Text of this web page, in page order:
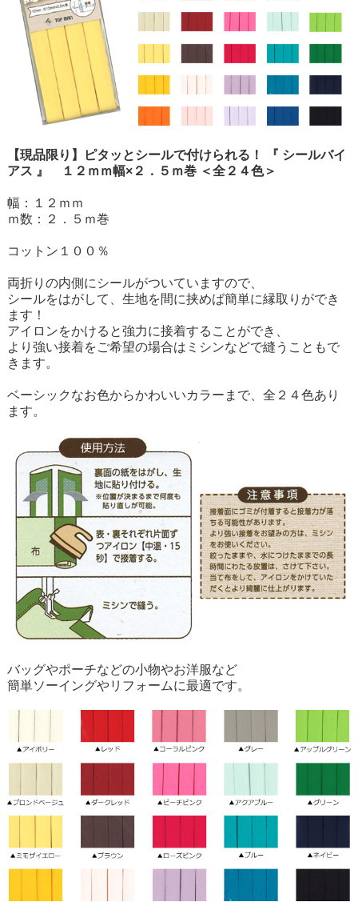
【現品限り】ピタッとシールで付けられる！ 『 シールバイ
アス 』 １２ｍｍ幅×２．５ｍ巻 ＜全２４色＞
幅：１２ｍｍ
ｍ数：２．５ｍ巻
コットン１００％
両折りの内側にシールがついていますので、
シールをはがして、生地を間に挟めば簡単に縁取りができ
ます！
アイロンをかけると強力に接着することができ、
より強い接着をご希望の場合はミシンなどで縫うこともで
きます。
ベーシックなお色からかわいいカラーまで、全２４色あり
ます。
バッグやポーチなどの小物やお洋服など
簡単ソーイングやリフォームに最適です。